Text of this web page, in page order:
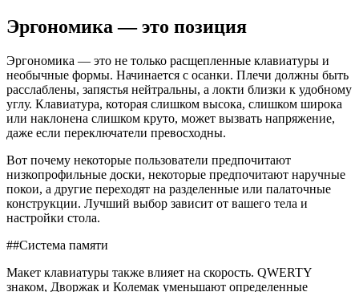
Эргономика — это позиция
Эргономика — это не только расщепленные клавиатуры и
необычные формы. Начинается с осанки. Плечи должны быть
расслаблены, запястья нейтральны, а локти близки к удобному
углу. Клавиатура, которая слишком высока, слишком широка
или наклонена слишком круто, может вызвать напряжение,
даже если переключатели превосходны.
Вот почему некоторые пользователи предпочитают
низкопрофильные доски, некоторые предпочитают наручные
покои, а другие переходят на разделенные или палаточные
конструкции. Лучший выбор зависит от вашего тела и
настройки стола.
##Система памяти
Макет клавиатуры также влияет на скорость. QWERTY
знаком, Дворжак и Колемак уменьшают определенные